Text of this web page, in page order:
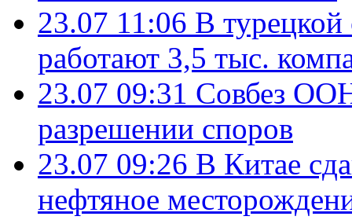
23.07 11:06 В
работают 3,5 тыс.
23.07 09:31 Совбез
разрешении споров
23.07 09:26 В Китае
нефтяное